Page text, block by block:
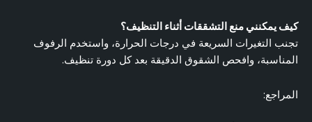
كيف يمكنني منع التشققات أثناء التنظيف؟
تجنب التغيرات السريعة في درجات الحرارة، واستخدم الرفوف
المناسبة، وافحص الشقوق الدقيقة بعد كل دورة تنظيف.
المراجع: